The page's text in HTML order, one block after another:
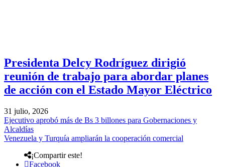
Presidenta Delcy Rodríguez dirigió
reunión de trabajo para abordar planes
de acción con el Estado Mayor Eléctrico
31 julio, 2026
Ejecutivo aprobó más de Bs 3 billones para Gobernaciones y
Alcaldías
Venezuela y Turquía ampliarán la cooperación comercial
¡Compartir este!
Facebook